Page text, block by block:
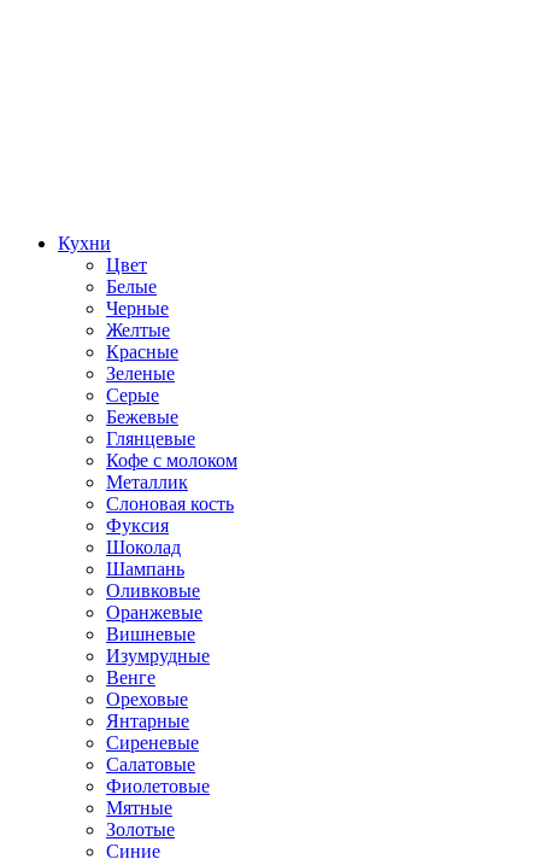
Кухни
Цвет
Белые
Черные
Желтые
Красные
Зеленые
Серые
Бежевые
Глянцевые
Кофе с молоком
Металлик
Слоновая кость
Фуксия
Шоколад
Шампань
Оливковые
Оранжевые
Вишневые
Изумрудные
Венге
Ореховые
Янтарные
Сиреневые
Салатовые
Фиолетовые
Мятные
Золотые
Синие